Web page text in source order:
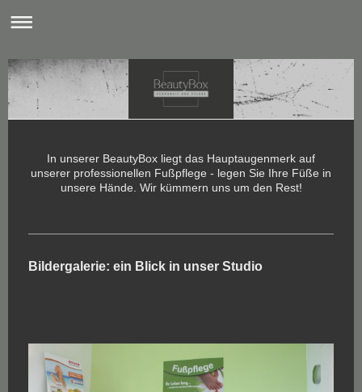
In unserer BeautyBox liegt das Hauptaugenmerk auf
unserer professionellen Fußpflege - legen Sie Ihre Füße in
unsere Hände. Wir kümmern uns um den Rest!
Bildergalerie: ein Blick in unser Studio